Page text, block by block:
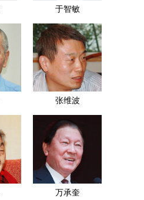
于智敏
张维波
万承奎